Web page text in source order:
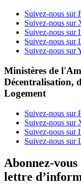
Suivez-nous sur
Suivez-nous sur
Suivez-nous sur
Suivez-nous sur
Suivez-nous sur
Ministères de
Décentralisation,
Logement
Suivez-nous sur
Suivez-nous sur
Suivez-nous sur
Suivez-nous sur
Abonnez-
lettre